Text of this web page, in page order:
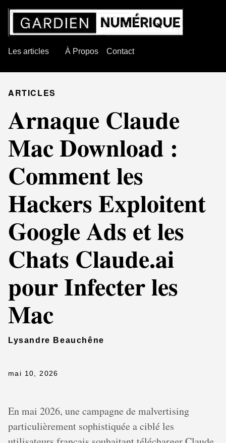
Les articles À Propos Contact
ARTICLES
Arnaque Claude
Mac Download :
Comment les
Hackers Exploitent
Google Ads et les
Chats Claude.ai
pour Infecter les
Mac
Lysandre Beauchêne
mai 10, 2026
En mai 2026, une campagne de malvertising
particulièrement sophistiquée a ciblé les